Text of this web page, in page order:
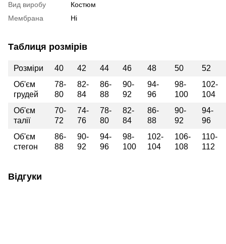
Вид виробу
Костюм
Мембрана
Ні
Таблиця розмірів
Розміри 40 42 44 46 48 50
52
Об'єм
грудей
78-
80
82-
84
86-
88
90-
92
94-
96
98-
100
102-
104
Об'єм
талії
70-
72
74-
76
78-
80
82-
84
86-
88
90-
92
94-
96
Об'єм
стегон
86-
88
90-
92
94-
96
98-
100
102-
104
106-
108
110-
112
Відгуки